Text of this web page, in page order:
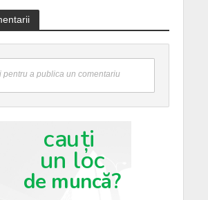
pentru a publica un comentariu